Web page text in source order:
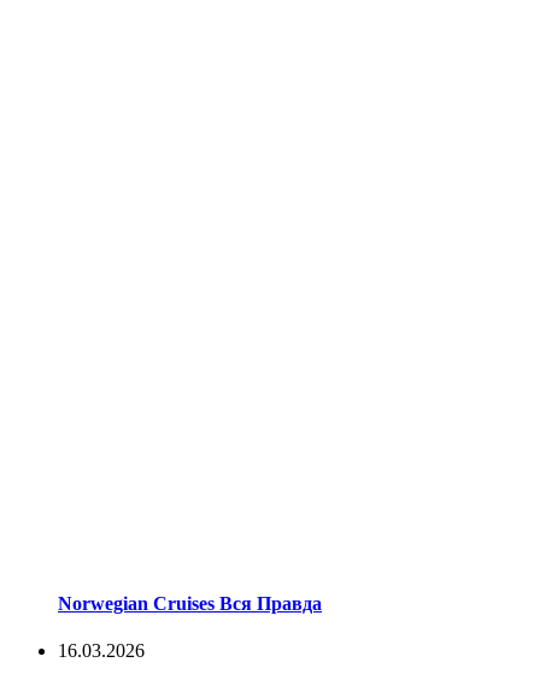
Norwegian Cruises Вся Правда
16.03.2026